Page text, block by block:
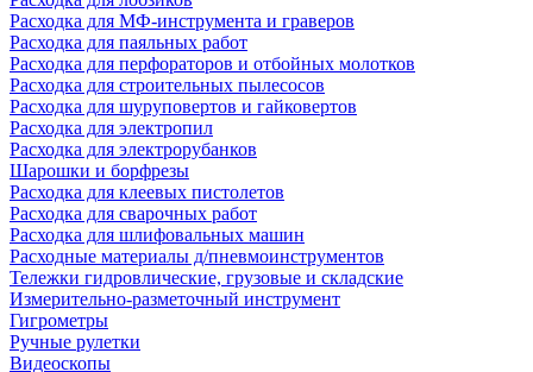
Расходка для МФ-инструмента и граверов
Расходка для паяльных работ
Расходка для перфораторов и отбойных молотков
Расходка для строительных пылесоcов
Расходка для шуруповертов и гайковертов
Расходка для электропил
Расходка для электрорубанков
Шарошки и борфрезы
Расходка для клеевых пистолетов
Расходка для сварочных работ
Расходка для шлифовальных машин
Расходные материалы д/пневмоинструментов
Тележки гидровлические, грузовые и складские
Измерительно-разметочный инструмент
Гигрометры
Ручные рулетки
Видеоскопы